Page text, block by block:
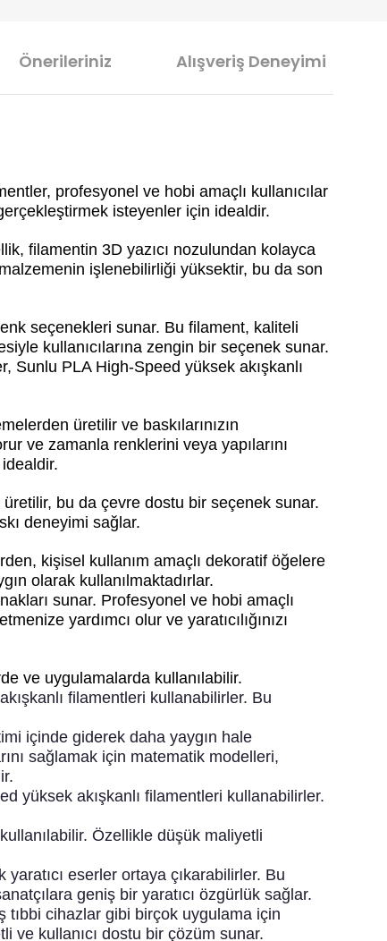
Önerileriniz Alışveriş Deneyimi
profesyonel ve hobi amaçlı kullanıcılar
isteyenler için idealdir.
filamentin 3D yazıcı nozulundan kolayca
işlenebilirliği yüksektir, bu da son
seçenekleri sunar. Bu filament, kaliteli
kullanıcılarına zengin bir seçenek sunar.
Sunlu PLA High-Speed yüksek akışkanlı
üretilir ve baskılarınızın
ve zamanla renklerini veya yapılarını
bu da çevre dostu bir seçenek sunar.
deneyimi sağlar.
kişisel kullanım amaçlı dekoratif öğelere
olarak kullanılmaktadırlar.
sunar. Profesyonel ve hobi amaçlı
yardımcı olur ve yaratıcılığınızı
ve uygulamalarda kullanılabilir.
filamentleri kullanabilirler. Bu
içinde giderek daha yaygın hale
sağlamak için matematik modelleri,
yüksek akışkanlı filamentleri kullanabilirler.
Özellikle düşük maliyetli
eserler ortaya çıkarabilirler. Bu
geniş bir yaratıcı özgürlük sağlar.
tıbbi cihazlar gibi birçok uygulama için
ve kullanıcı dostu bir çözüm sunar.